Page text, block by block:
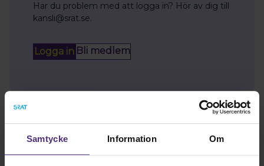
Samtycke Information Om
Har du problem med att logga in? Hör av dig till
kansli@srat.se.
Logga in Bli medlem